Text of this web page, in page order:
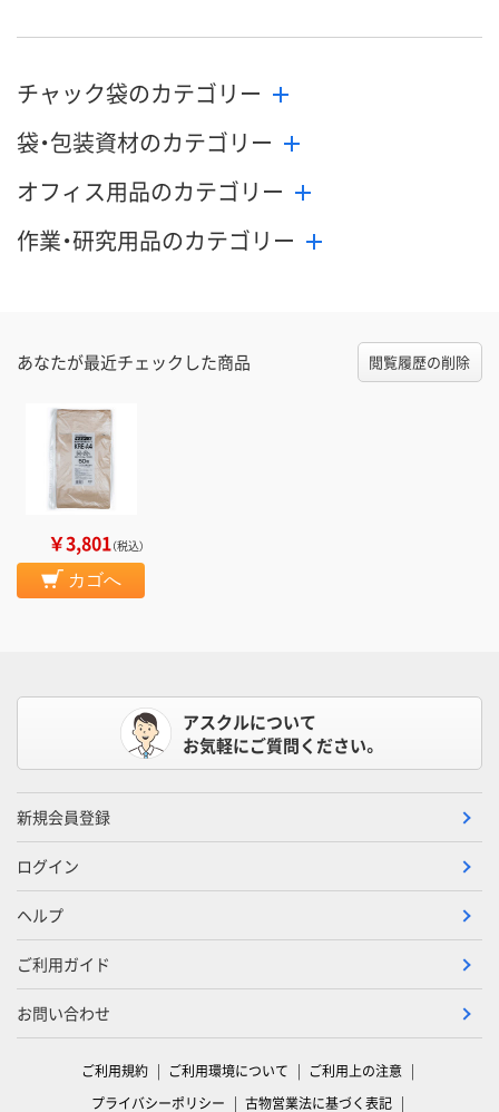
チャック袋のカテゴリー
袋・包装資材のカテゴリー
オフィス用品のカテゴリー
作業・研究用品のカテゴリー
あなたが最近チェックした商品 閲覧履歴の削除
￥3,801（税込）
カゴへ
アスクルについて
お気軽にご質問ください。
新規会員登録
ログイン
ヘルプ
ご利用ガイド
お問い合わせ
ご利用規約 ご利用環境について
ご利用上の注意
プライバシーポリシー
古物営業法に基づく表記